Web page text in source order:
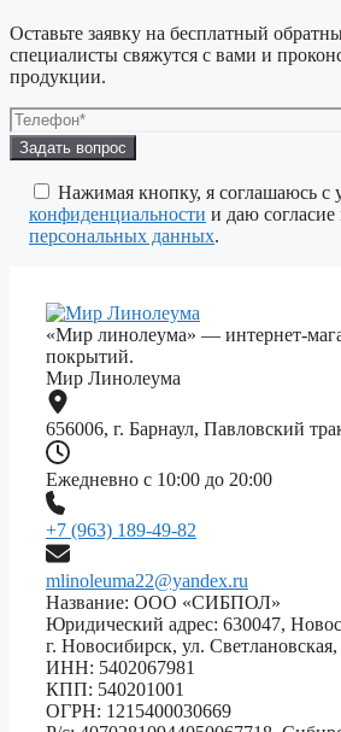
Оставьте заявку на бесплатный
специалисты свяжутся с вами и
продукции.
Оставьте
это
поле
пустым.
Нажимая кнопку, я соглашаюсь с
конфиденциальности и даю согласие
персональных данных.
«Мир линолеума» — интернет-
покрытий.
Мир Линолеума
656006, г. Барнаул, Павловский
Ежедневно с 10:00 до 20:00
+7 (963) 189-49-82
mlinoleuma22@yandex.ru
Название: ООО «СИБПОЛ»
Юридический адрес: 630047,
г. Новосибирск, ул.
ИНН: 5402067981
КПП: 540201001
ОГРН: 1215400030669